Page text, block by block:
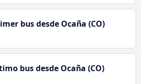
bus desde Ocaña (CO)
bus desde Ocaña (CO)